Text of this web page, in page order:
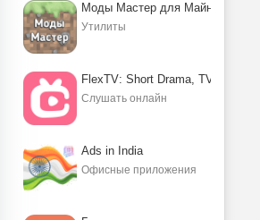
Моды Мастер для Майнкрафт ПЕ
Утилиты
FlexTV: Short Drama, TV, Reels
Слушать онлайн
Ads in India
Офисные приложения